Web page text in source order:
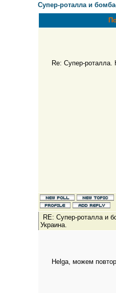
Супер-роталла и
Re: Супер-роталла.
RE: Супер-роталла и
Украина.
Helga, можем